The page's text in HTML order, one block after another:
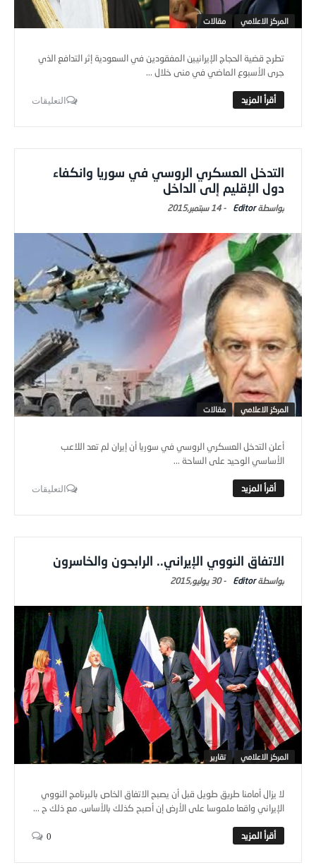
المركز الاعلامي مقالات
تطرح قضية الحجاج الإيرانيين المفقودين في السعودية إثر التدافع الذي
جرى الأسبوع الماضي في منى خلال ...
التعليقات
التدخل العسكري الروسي في سوريا وانكفاء
دول الإقليم إلى الداخل
Editor
-14 سبتمبر,2015
المركز الاعلامي مقالات
أعلن التدخل العسكري الروسي في سوريا أن إيران لم تعد اللاعب
الأساسي الوحيد على الساحة ...
التعليقات
الاتفاق النووي الإيراني.. الرابحون والخاسرون
Editor
-30 يوليو,2015
المركز الاعلامي تقارير
لا يزال أمامنا طريق طويل قبل أن يصبح الاتفاق الخاص بالبرنامج النووي
الإيراني واقعا ملموسا على الأرض إن أصبح كذلك بالأساس. مع ذلك ح ...
0